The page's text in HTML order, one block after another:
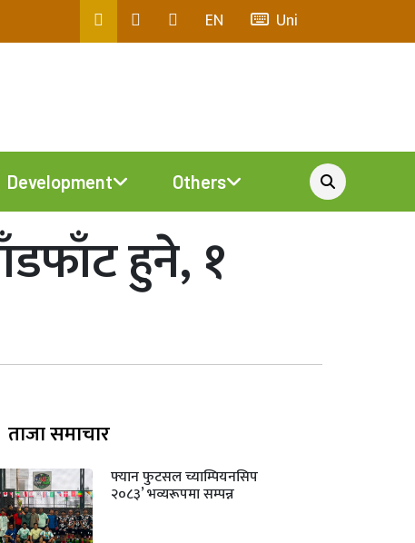
EN Uni
Development Others
हुने, १
ताजा समाचार
फ्यान फुटसल च्याम्पियनसिप
२०८३’ भव्यरूपमा सम्पन्न